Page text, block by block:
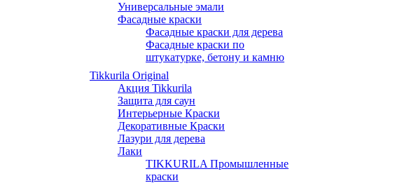
Универсальные эмали
Фасадные краски
Фасадные краски для дерева
Фасадные краски по
штукатурке, бетону и камню
Tikkurila Original
Акция Tikkurila
Защита для саун
Интерьерные Краски
Декоративные Краски
Лазури для дерева
Лаки
TIKKURILA Промышленные
краски